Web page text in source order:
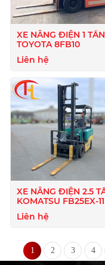
XE NÂNG ĐIỆN 1 TẤN
TOYOTA 8FB10
Liên hệ
XE NÂNG ĐIỆN 2.5 TẤN
KOMATSU FB25EX-11
Liên hệ
1 2 3 4